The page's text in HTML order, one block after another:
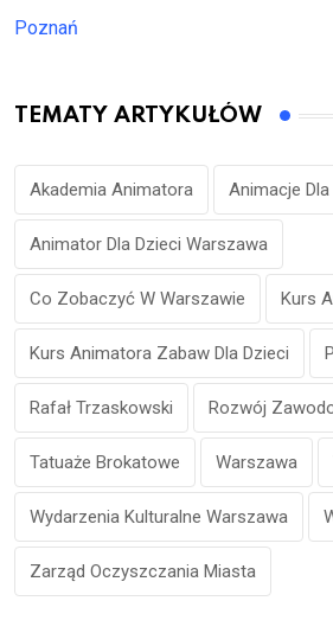
Poznań
TEMATY ARTYKUŁÓW
Akademia Animatora Animacje Dla
Animator Dla Dzieci Warszawa
Co Zobaczyć W Warszawie Kurs
Kurs Animatora Zabaw Dla Dzieci
Rafał Trzaskowski Rozwój
Tatuaże Brokatowe Warszawa
Wydarzenia Kulturalne Warszawa
Zarząd Oczyszczania Miasta